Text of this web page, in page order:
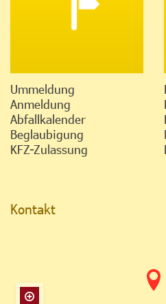
Ummeldung
Anmeldung
Abfallkalender
Beglaubigung
KFZ-Zulassung
Kontakt